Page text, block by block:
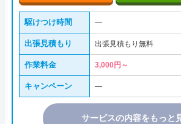
駆けつけ時間 ―
出張見積もり 出張見積もり無料
作業料金 3,000円～
キャンペーン ―
サービスの内容をもっと